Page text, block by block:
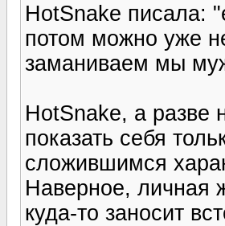
HotSnake писала:
потом можно уже
заманиваем мы
HotSnake, а разве
показать себя
сложившимся
Наверное, личная
куда-то заносит